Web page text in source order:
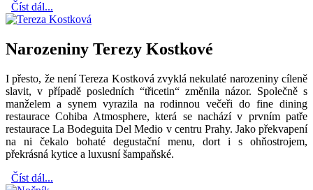
Číst dál...
Narozeniny Terezy Kostkové
I přesto, že není Tereza Kostková zvyklá nekulaté narozeniny cíleně
slavit, v případě posledních “třicetin“ změnila názor. Společně s
manželem a synem vyrazila na rodinnou večeři do fine dining
restaurace Cohiba Atmosphere, která se nachází v prvním patře
restaurace La Bodeguita Del Medio v centru Prahy. Jako překvapení
na ni čekalo bohaté degustační menu, dort i s ohňostrojem,
překrásná kytice a luxusní šampaňské.
Číst dál...